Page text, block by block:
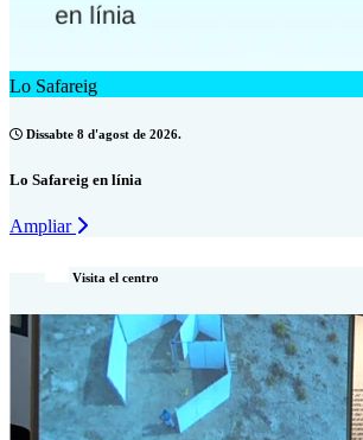
Lo Safareig
Dissabte 8 d'agost de 2026.
Lo Safareig en línia
Ampliar
Visita el centro